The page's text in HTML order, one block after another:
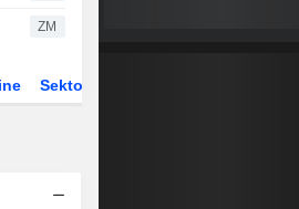
ZM
Sektor